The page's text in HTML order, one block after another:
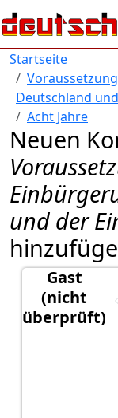
Direkt zum Inhalt
Startseite
Deutschland
Acht Jahre
Neuen
und der
Gast
(nicht
überprüft)